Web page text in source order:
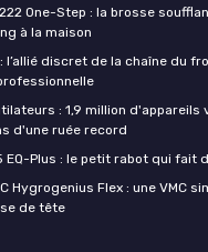
One-Step : la brosse
à la maison
l’allié discret de la chaîne du
: 1,9 million d'appareils
d'une ruée record
EQ-Plus : le petit rabot qui fait
Hygrogenius Flex : une VMC
de tête